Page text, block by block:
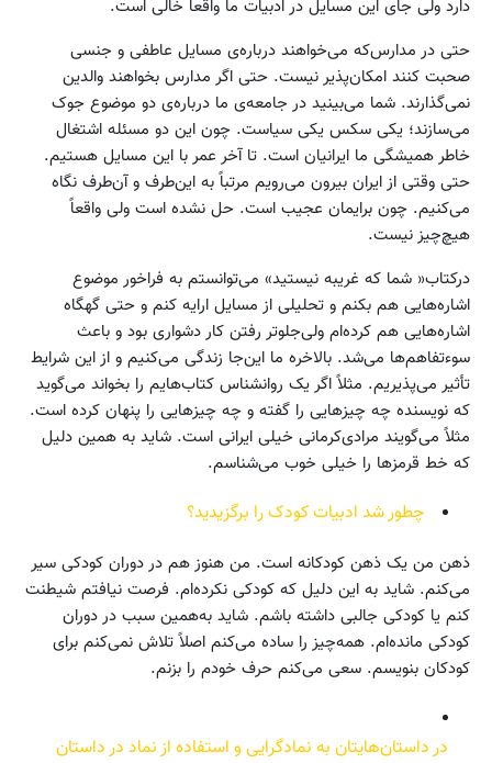
دارد ولی جای این مسایل در ادبیات ما واقعاً خالی است.
حتی در مدارس‌که می‌خواهند درباره‌ی مسایل عاطفی و جنسی
صحبت کنند امکان‌پذیر نیست. حتی اگر مدارس بخواهند والدین
نمی‌گذارند. شما می‌بینید در جامعه‌ی ما درباره‌ی دو موضوع جوک
می‌سازند؛ یکی سکس یکی سیاست. چون این دو مسئله اشتغال
خاطر همیشگی ما ایرانیان است. تا آخر عمر با این مسایل هستیم.
حتی وقتی از ایران بیرون می‌رویم مرتباً به این‌طرف و آن‌طرف نگاه
می‌کنیم. چون برایمان عجیب است. حل نشده است ولی واقعاً
هیچ‌چیز نیست.
درکتاب« شما که غریبه نیستید» می‌توانستم به فراخور موضوع
اشاره‌هایی هم بکنم و تحلیلی از مسایل ارایه کنم و حتی گهگاه
اشاره‌هایی هم کرده‌ام ولی‌جلوتر رفتن کار دشواری بود و باعث
سوءتفاهم‌ها می‌شد. بالاخره ما این‌جا زندگی می‌کنیم و از این شرایط
تأثیر می‌پذیریم. مثلاً اگر یک روانشناس کتاب‌هایم را بخواند می‌گوید
که نویسنده چه چیزهایی را گفته و چه چیزهایی را پنهان کرده است.
مثلاً می‌گویند مرادی‌کرمانی خیلی ایرانی است. شاید به همین دلیل
که خط قرمزها را خیلی خوب می‌شناسم.
چطور شد ادبیات کودک را برگزیدید؟
ذهن من یک ذهن کودکانه است. من هنوز هم در دوران کودکی سیر
می‌کنم. شاید به این دلیل که کودکی نکرده‌ام. فرصت نیافتم شیطنت
کنم یا کودکی جالبی داشته باشم. شاید به‌همین سبب در دوران
کودکی مانده‌ام. همه‌چیز را ساده می‌کنم اصلاً تلاش نمی‌کنم برای
کودکان بنویسم. سعی می‌کنم حرف خودم را بزنم.
در داستان‌هایتان به نمادگرایی و استفاده از نماد در داستان